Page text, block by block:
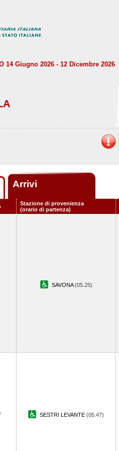
14 Giugno 2026 - 12 Dicembre 2026
Arrivi
Stazione di provenienza
(orario di partenza)
SAVONA(05.25)
SESTRI LEVANTE (05.47)